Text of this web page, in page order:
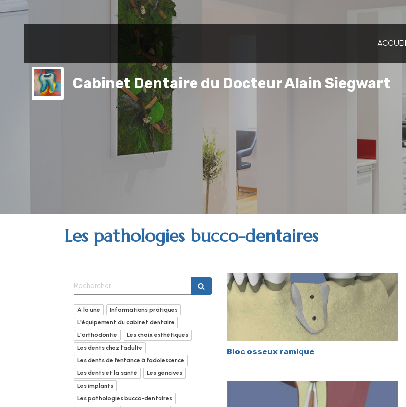
ACCUEIL
Cabinet Dentaire du Docteur Alain Siegwart
Les pathologies bucco-dentaires
Bloc osseux ramique
Rechercher
À la une
Informations pratiques
L'équipement du cabinet dentaire
L'orthodontie
Les choix esthétiques
Les dents chez l'adulte
Les dents de l’enfance à l’adolescence
Les dents et la santé
Les gencives
Les implants
Les pathologies bucco-dentaires